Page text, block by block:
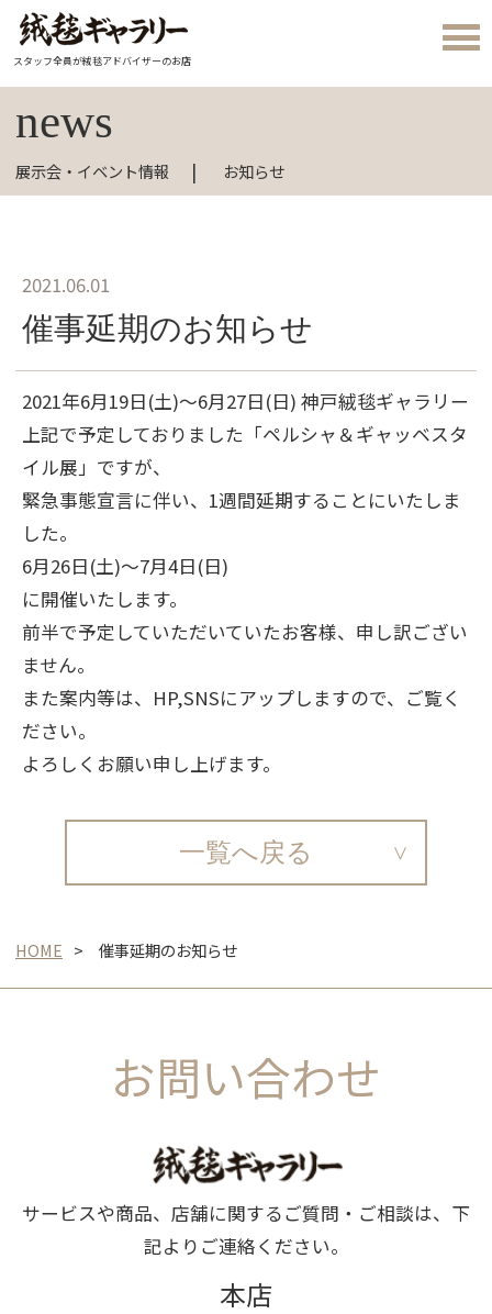
スタッフ全員が絨毯アドバイザーのお店
news
展示会・イベント情報 お知らせ
2021.06.01
催事延期のお知らせ
2021年6月19日(土)～6月27日(日) 神戸絨毯ギャラリー
上記で予定しておりました「ペルシャ＆ギャッベスタ
イル展」ですが、
緊急事態宣言に伴い、1週間延期することにいたしま
した。
6月26日(土)～7月4日(日)
に開催いたします。
前半で予定していただいていたお客様、申し訳ござい
ません。
また案内等は、HP,SNSにアップしますので、ご覧く
ださい。
よろしくお願い申し上げます。
一覧へ戻る
HOME 催事延期のお知らせ
お問い合わせ
サービスや商品、店舗に関するご質問・ご相談は、下
記よりご連絡ください。
本店